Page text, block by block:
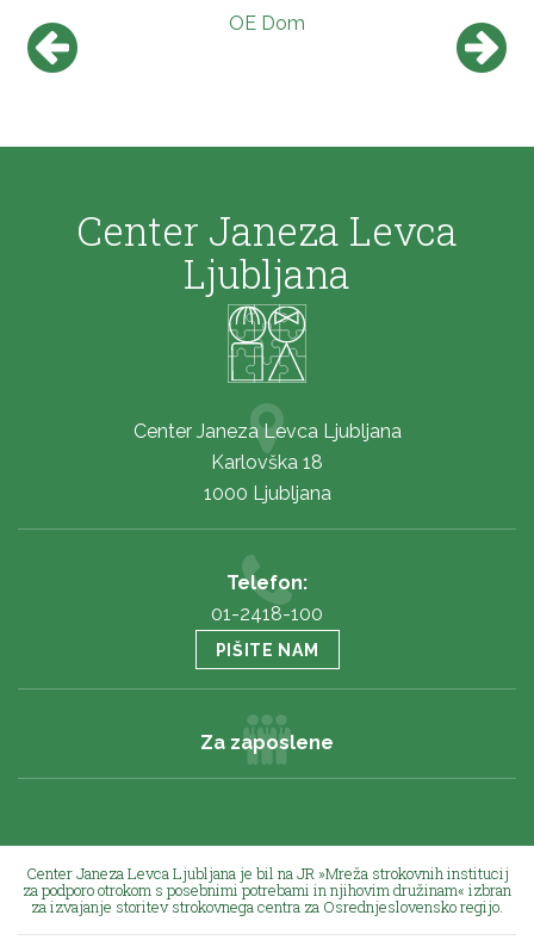
OE Dom
Center Janeza Levca
Ljubljana
Center Janeza Levca Ljubljana
Karlovška 18
1000 Ljubljana
Telefon:
01-2418-100
PIŠITE NAM
Za zaposlene
Center Janeza Levca Ljubljana je bil na JR »Mreža strokovnih institucij
za podporo otrokom s posebnimi potrebami in njihovim družinam« izbran
za izvajanje storitev strokovnega centra za Osrednjeslovensko regijo.